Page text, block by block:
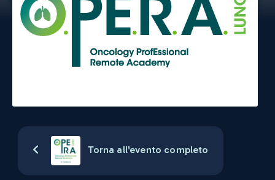
Torna all'evento completo